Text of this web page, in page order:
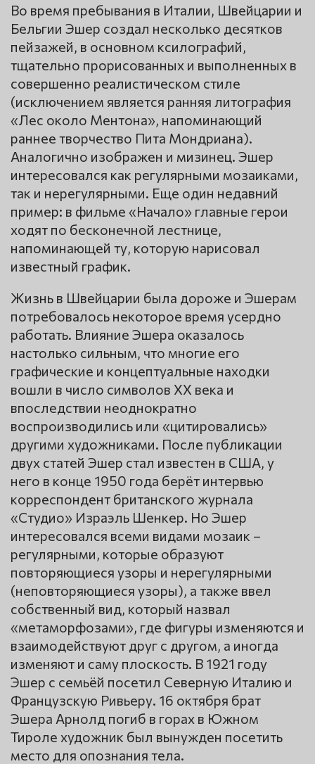
Во время пребывания в Италии, Швейцарии и
Бельгии Эшер создал несколько десятков
пейзажей, в основном ксилографий,
тщательно прорисованных и выполненных в
совершенно реалистическом стиле
(исключением является ранняя литография
«Лес около Ментона», напоминающий
раннее творчество Пита Мондриана).
Аналогично изображен и мизинец. Эшер
интересовался как регулярными мозаиками,
так и нерегулярными. Еще один недавний
пример: в фильме «Начало» главные герои
ходят по бесконечной лестнице,
напоминающей ту, которую нарисовал
известный график.
Жизнь в Швейцарии была дороже и Эшерам
потребовалось некоторое время усердно
работать. Влияние Эшера оказалось
настолько сильным, что многие его
графические и концептуальные находки
вошли в число символов XX века и
впоследствии неоднократно
воспроизводились или «цитировались»
другими художниками. После публикации
двух статей Эшер стал известен в США, у
него в конце 1950 года берёт интервью
корреспондент британского журнала
«Студио» Израэль Шенкер. Но Эшер
интересовался всеми видами мозаик –
регулярными, которые образуют
повторяющиеся узоры и нерегулярными
(неповторяющиеся узоры), а также ввел
собственный вид, который назвал
«метаморфозами», где фигуры изменяются и
взаимодействуют друг с другом, а иногда
изменяют и саму плоскость. В 1921 году
Эшер с семьёй посетил Северную Италию и
Французскую Ривьеру. 16 октября брат
Эшера Арнолд погиб в горах в Южном
Тироле художник был вынужден посетить
место для опознания тела.